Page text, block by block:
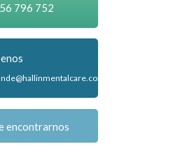
796 752
encontrarnos